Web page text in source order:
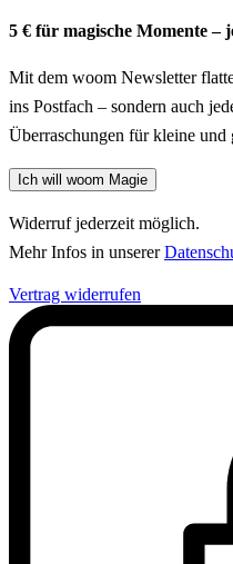
5 € für magische Momente –
Mit dem woom Newsletter
ins Postfach – sondern auch
Überraschungen für kleine
Ich will woom Magie
Widerruf jederzeit möglich.
Mehr Infos in unserer
Vertrag widerrufen